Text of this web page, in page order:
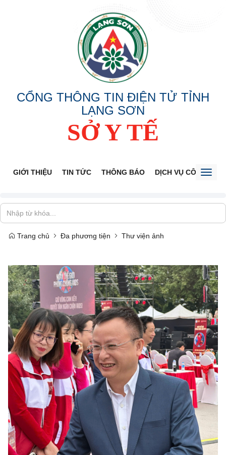
CỔNG THÔNG TIN ĐIỆN TỬ TỈNH
LẠNG SƠN
SỞ Y TẾ
GIỚI THIỆU TIN TỨC THÔNG BÁO DỊCH VỤ CÔNG
Trang chủ Đa phương tiện Thư viện ảnh